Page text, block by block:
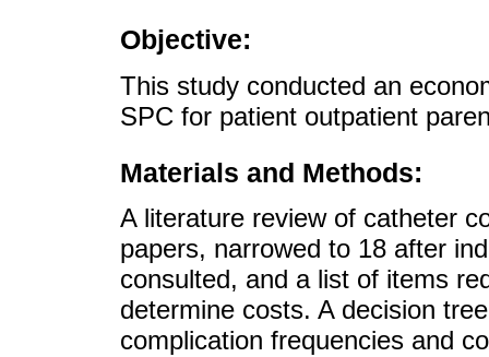
Objective:
This study conducted an
SPC for patient outpatient
Materials and Methods:
A literature review of catheter
papers, narrowed to 18 after
consulted, and a list of items
determine costs. A decision
complication frequencies and